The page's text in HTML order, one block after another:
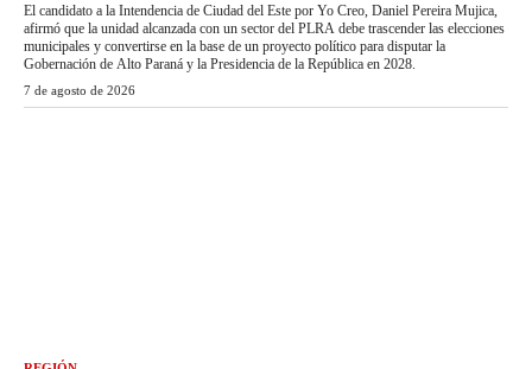
El candidato a la Intendencia de Ciudad del Este por Yo Creo, Daniel Pereira Mujica,
afirmó que la unidad alcanzada con un sector del PLRA debe trascender las elecciones
municipales y convertirse en la base de un proyecto político para disputar la
Gobernación de Alto Paraná y la Presidencia de la República en 2028.
7 de agosto de 2026